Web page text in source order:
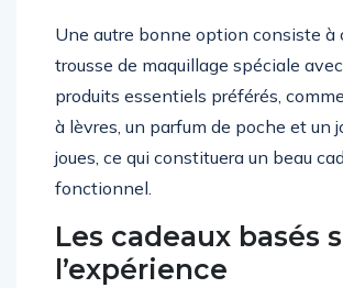
Une autre bonne option consiste à
trousse de maquillage spéciale
produits essentiels préférés,
à lèvres, un parfum de poche et un
joues, ce qui constituera un beau
fonctionnel.
Les cadeaux basés
l’expérience